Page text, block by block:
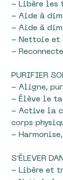
- Libère les
- Aide à
- Aide à
- Nettoie et
-
PURIFIER
- Aligne,
- Élève le
- Active la
corps
-
S'ÉLEVER
- Libère et